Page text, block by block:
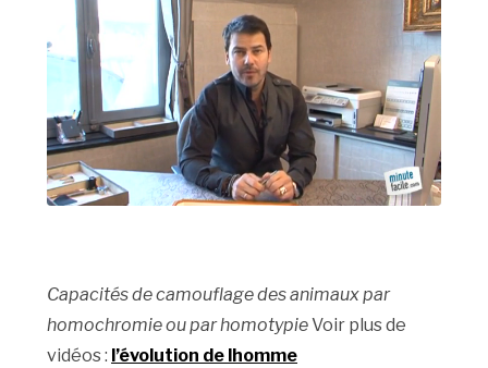
Capacités de camouflage des animaux par
homochromie ou par homotypieVoir plus de
vidéos : l’évolution de lhomme